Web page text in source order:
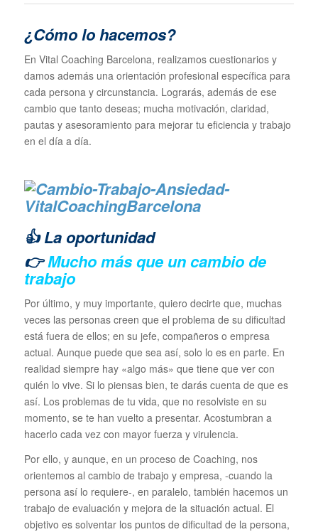
¿Cómo lo hacemos?
En Vital Coaching Barcelona, realizamos cuestionarios y
damos además una orientación profesional específica para
cada persona y circunstancia. Lograrás, además de ese
cambio que tanto deseas; mucha motivación, claridad,
pautas y asesoramiento para mejorar tu eficiencia y trabajo
en el día a día.
👍 La oportunidad
👉Mucho más que un cambio de
trabajo
Por último, y muy importante, quiero decirte que, muchas
veces las personas creen que el problema de su dificultad
está fuera de ellos; en su jefe, compañeros o empresa
actual. Aunque puede que sea así, solo lo es en parte. En
realidad siempre hay «algo más» que tiene que ver con
quién lo vive. Si lo piensas bien, te darás cuenta de que es
así. Los problemas de tu vida, que no resolviste en su
momento, se te han vuelto a presentar. Acostumbran a
hacerlo cada vez con mayor fuerza y virulencia.
Por ello, y aunque, en un proceso de Coaching, nos
orientemos al cambio de trabajo y empresa, -cuando la
persona así lo requiere-, en paralelo, también hacemos un
trabajo de evaluación y mejora de la situación actual. El
objetivo es solventar los puntos de dificultad de la persona,